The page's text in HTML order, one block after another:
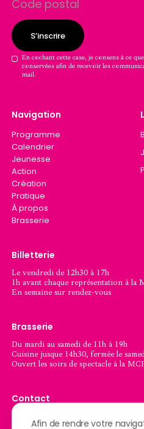
Consentement
GDPR
En cochant cette case, je consens à ce
conservées afin de recevoir les
mail.
Navigation
Programme
Calendrier
Jeunesse
Action
Création
Pratique
À propos
Brasserie
Billetterie
Le vendredi de 12h30 à 17h
1h avant chaque représentation à la
En semaine sur rendez-vous
Brasserie
Du mardi au samedi de 11h à 19h
Cuisine jusque 14h30, fermée le
Ouvert les soirs de spectacle à la
Contact
6900 Marche-en-Famenne
Afin de rendre votre